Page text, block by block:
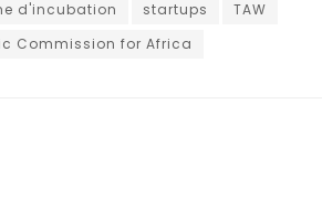
d'incubation startups
TAW
Commission for Africa